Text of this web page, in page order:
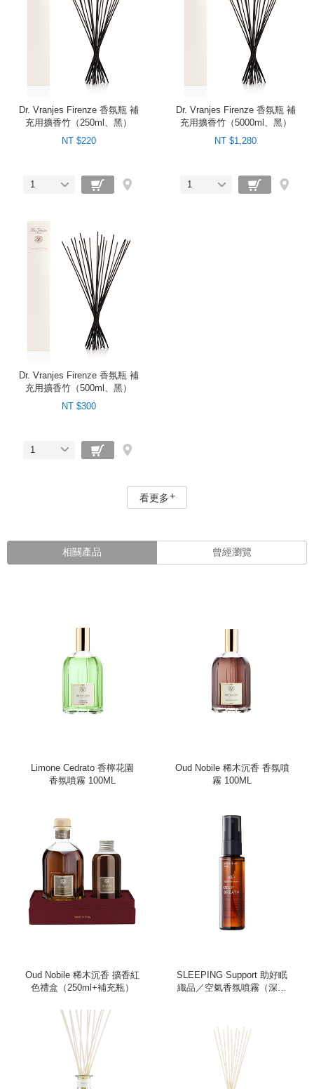
Dr. Vranjes Firenze 香氛瓶 補
充用擴香竹（250ml、黑）
NT $220
1
Dr. Vranjes Firenze 香氛瓶 補
充用擴香竹（5000ml、黑）
NT $1,280
1
Dr. Vranjes Firenze 香氛瓶 補
充用擴香竹（500ml、黑）
NT $300
1
看更多
相關產品 曾經瀏覽
Limone Cedrato 香檸花園
香氛噴霧 100ML
Oud Nobile 稀木沉香 香氛噴
霧 100ML
Oud Nobile 稀木沉香 擴香紅
色禮盒（250ml+補充瓶）
SLEEPING Support 助好眠
織品／空氣香氛噴霧（深呼